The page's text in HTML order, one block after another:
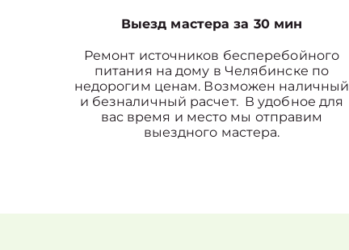
Выезд мастера за 30 мин
Ремонт источников бесперебойного
питания на дому в Челябинске по
недорогим ценам. Возможен наличный
и безналичный расчет. В удобное для
вас время и место мы отправим
выездного мастера.